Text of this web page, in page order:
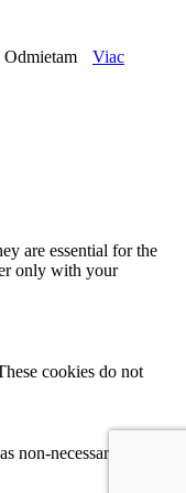
Odmietam
Viac
are essential for the
only with your
cookies do not
non-necessary